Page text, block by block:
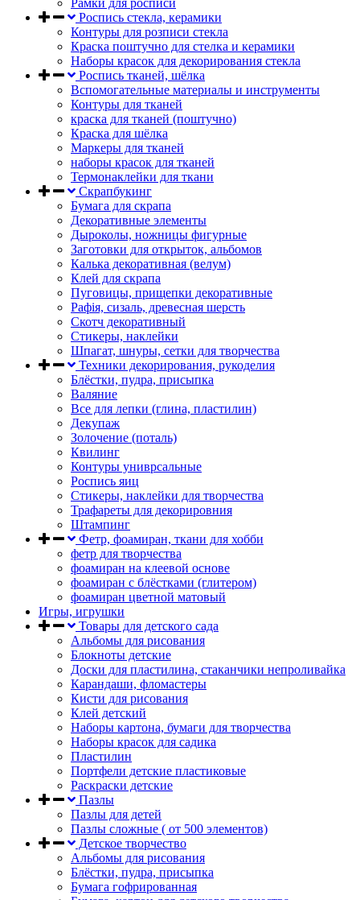
Рамки для росписи
Роспись стекла, керамики
Контуры для розписи стекла
Краска поштучно для стелка и керамики
Наборы красок для декорирования стекла
Роспись тканей, шёлка
Вспомогательные материалы и инструменты
Контуры для тканей
краска для тканей (поштучно)
Краска для шёлка
Маркеры для тканей
наборы красок для тканей
Термонаклейки для ткани
Скрапбукинг
Бумага для скрапа
Декоративные элементы
Дыроколы, ножницы фигурные
Заготовки для открыток, альбомов
Калька декоративная (велум)
Клей для скрапа
Пуговицы, прищепки декоративные
Рафія, сизаль, древесная шерсть
Скотч декоративный
Стикеры, наклейки
Шпагат, шнуры, сетки для творчества
Техники декорирования, рукоделия
Блёстки, пудра, присыпка
Валяние
Все для лепки (глина, пластилин)
Декупаж
Золочение (поталь)
Квилинг
Контуры униврсальные
Роспись яиц
Стикеры, наклейки для творчества
Трафареты для декорировния
Штампинг
Фетр, фоамиран, ткани для хобби
фетр для творчества
фоамиран на клеевой основе
фоамиран с блёстками (глитером)
фоамиран цветной матовый
Игры, игрушки
Товары для детского сада
Альбомы для рисования
Блокноты детские
Доски для пластилина, стаканчики непроливайка
Карандаши, фломастеры
Кисти для рисования
Клей детский
Наборы картона, бумаги для творчества
Наборы красок для садика
Пластилин
Портфели детские пластиковые
Раскраски детские
Пазлы
Пазлы для детей
Пазлы сложные ( от 500 элементов)
Детское творчество
Альбомы для рисования
Блёстки, пудра, присыпка
Бумага гофрированная